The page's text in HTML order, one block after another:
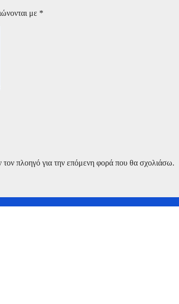
με *
πλοηγό για την επόμενη φορά που θα σχολιάσω.